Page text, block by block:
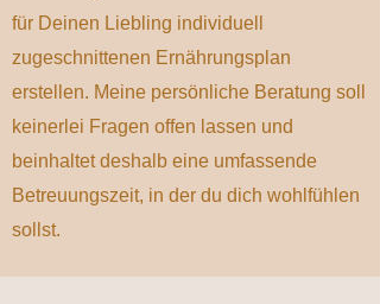
für Deinen Liebling individuell
zugeschnittenen Ernährungsplan
erstellen. Meine persönliche Beratung soll
keinerlei Fragen offen lassen und
beinhaltet deshalb eine umfassende
Betreuungszeit, in der du dich wohlfühlen
sollst.